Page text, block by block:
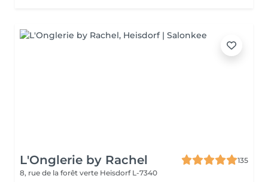
L'Onglerie by Rachel
135
8, rue de la forêt verte Heisdorf L-7340